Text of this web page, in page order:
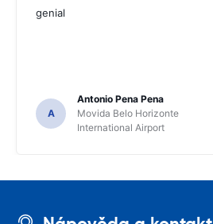
genial
A
Antonio Pena Pena
Movida Belo Horizonte
International Airport